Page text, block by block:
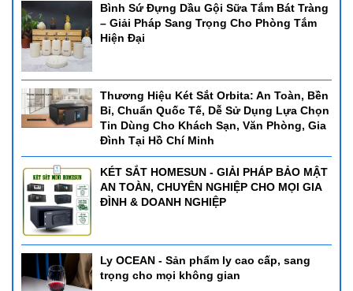
Bình Sứ Đựng Dầu Gội Sữa Tắm Bát Tràng
– Giải Pháp Sang Trọng Cho Phòng Tắm
Hiện Đại
Thương Hiệu Két Sắt Orbita: An Toàn, Bền
Bỉ, Chuẩn Quốc Tế, Dễ Sử Dụng Lựa Chọn
Tin Dùng Cho Khách Sạn, Văn Phòng, Gia
Đình Tại Hồ Chí Minh
KÉT SẮT HOMESUN - GIẢI PHÁP BẢO MẬT
AN TOÀN, CHUYÊN NGHIỆP CHO MỌI GIA
ĐÌNH & DOANH NGHIỆP
Ly OCEAN - Sản phẩm ly cao cấp, sang
trọng cho mọi không gian